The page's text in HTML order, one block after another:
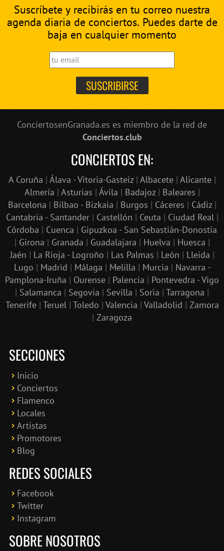
Suscríbete y recibirás en tu correo nuestra
agenda diaria de conciertos. Puedes darte de
baja en cualquier momento
ConciertosenGranada.es es miembro de la red de
Conciertos.club
CONCIERTOS EN:
A Coruña | Álava - Vitoria-Gasteiz| Albacete| Alicante|
Almería | Asturias | Ávila | Badajoz| Baleares |
Barcelona | Bilbao - Bizkaia | Burgos | Cáceres | Cádiz|
Cantabria - Santander| Castellón | Ceuta | Ciudad Real|
Córdoba | Cuenca | Gipuzkoa - San Sebastián-Donostia
| Girona | Granada | Guadalajara | Huelva | Huesca |
Jaén | La Rioja - Logroño | Las Palmas | León | Lleida |
Lugo | Madrid | Málaga | Melilla | Murcia | Navarra -
Pamplona-Iruña | Ourense | Palencia | Pontevedra - Vigo
| Salamanca | Segovia | Sevilla | Soria | Tarragona |
Tenerife| Teruel| Toledo | Valencia | Valladolid | Zamora
| Zaragoza
SECCIONES
Inicio
Conciertos
Flamenco
Locales
Artistas
Promotores
Blog
REDES SOCIALES
Facebook
Twitter
Instagram
SOBRE NOSOTROS